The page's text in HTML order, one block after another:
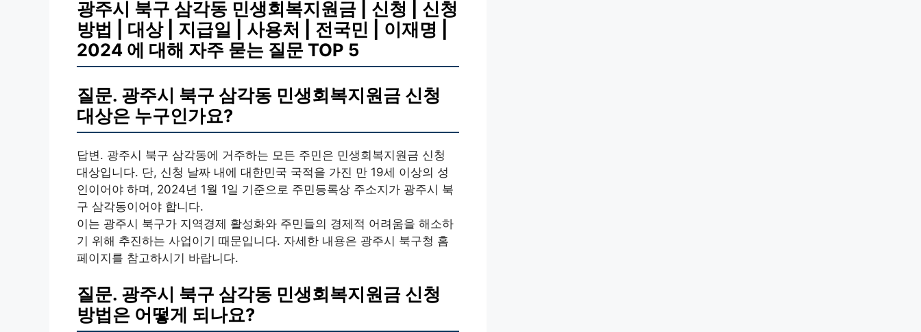
광주시 북구 삼각동 민생회복지원금 | 신청 | 신청
방법 | 대상 | 지급일 | 사용처 | 전국민 | 이재명 |
2024 에 대해 자주 묻는 질문 TOP 5
질문. 광주시 북구 삼각동 민생회복지원금 신청
대상은 누구인가요?
답변. 광주시 북구 삼각동에 거주하는 모든 주민은 민생회복지원금 신청
대상입니다. 단, 신청 날짜 내에 대한민국 국적을 가진 만 19세 이상의 성
인이어야 하며, 2024년 1월 1일 기준으로 주민등록상 주소지가 광주시 북
구 삼각동이어야 합니다.
이는 광주시 북구가 지역경제 활성화와 주민들의 경제적 어려움을 해소하
기 위해 추진하는 사업이기 때문입니다. 자세한 내용은 광주시 북구청 홈
페이지를 참고하시기 바랍니다.
질문. 광주시 북구 삼각동 민생회복지원금 신청
방법은 어떻게 되나요?